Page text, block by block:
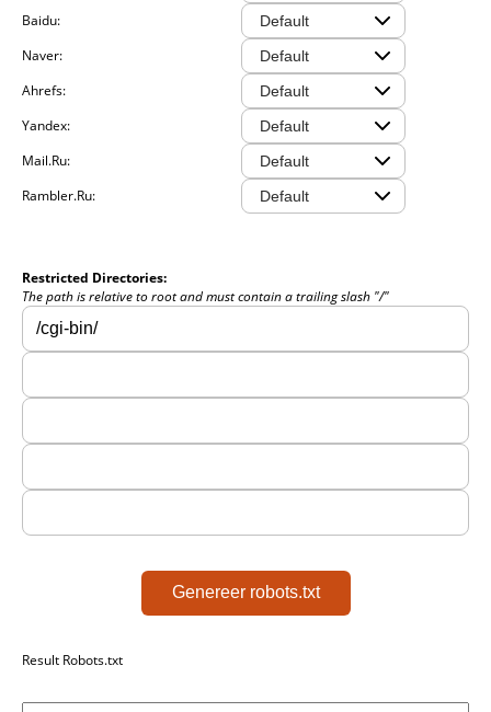
Baidu:
Naver:
Ahrefs:
Yandex:
Mail.Ru:
Rambler.Ru:
Restricted Directories:
The path is relative to root and must contain a trailing slash "/"
Genereer robots.txt
Result Robots.txt